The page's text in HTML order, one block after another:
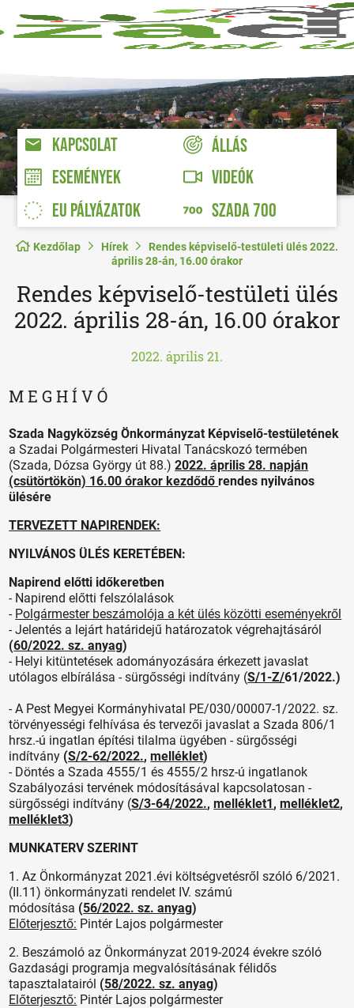
KAPCSOLAT
ÁLLÁS
ESEMÉNYEK
VIDEÓK
EU PÁLYÁZATOK
SZADA 700
Kezdőlap Hírek
Rendes képviselő-testületi ülés 2022.
április 28-án, 16.00 órakor
Rendes képviselő-testületi ülés
2022. április 28-án, 16.00 órakor
2022. április 21.
M E G H Í V Ó
Szada Nagyközség Önkormányzat Képviselő-testületének
a Szadai Polgármesteri Hivatal Tanácskozó termében
(Szada, Dózsa György út 88.)2022. április 28. napján
(csütörtökön) 16.00 órakor kezdődőrendes nyilvános
ülésére
TERVEZETT NAPIRENDEK:
NYILVÁNOS ÜLÉS KERETÉBEN:
Napirend előtti időkeretben
- Napirend előtti felszólalások
- Polgármester beszámolója a két ülés közötti eseményekről
- Jelentés a lejárt határidejű határozatok végrehajtásáról
(60/2022. sz. anyag)
- Helyi kitüntetések adományozására érkezett javaslat
utólagos elbírálása - sürgősségi indítvány (S/1-Z/61/2022.)
- A Pest Megyei Kormányhivatal PE/030/00007-1/2022. sz.
törvényességi felhívása és tervezői javaslat a Szada 806/1
hrsz.-ú ingatlan építési tilalma ügyében - sürgősségi
indítvány (S/2-62/2022.,melléklet)
- Döntés a Szada 4555/1 és 4555/2 hrsz-ú ingatlanok
Szabályozási tervének módosításával kapcsolatosan -
sürgősségi indítvány (S/3-64/2022.,melléklet1,melléklet2,
melléklet3)
MUNKATERV SZERINT
1. Az Önkormányzat 2021.évi költségvetésről szóló 6/2021.
(II.11) önkormányzati rendelet IV. számú
módosítása (56/2022. sz. anyag)
Előterjesztő: Pintér Lajos polgármester
2. Beszámoló az Önkormányzat 2019-2024 évekre szóló
Gazdasági programja megvalósításának félidős
tapasztalatairól (58/2022. sz. anyag)
Előterjesztő: Pintér Lajos polgármester